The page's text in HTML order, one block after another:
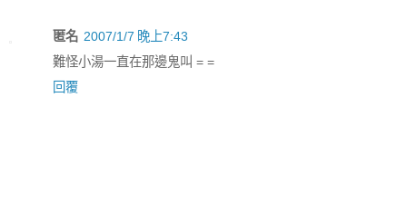
匿名 2007/1/7 晚上7:43
難怪小湯一直在那邊鬼叫 = =
回覆